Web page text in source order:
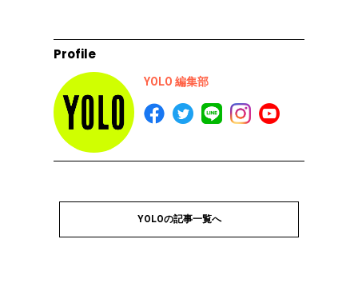
Profile
YOLO 編集部
YOLOの記事一覧へ